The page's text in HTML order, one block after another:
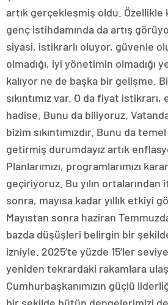
artık gerçekleşmiş oldu. Özellikle
genç istihdamında da artış
siyasi, istikrarlı oluyor, güvenle
olmadığı, iyi yönetimin olmadığı
kalıyor ne de başka bir gelişme.
sıkıntımız var. O da fiyat
hadise. Bunu da biliyoruz.
bizim sıkıntımızdır. Bunu da
getirmiş durumdayız artık
Planlarımızı, programlarımızı
geçiriyoruz. Bu yılın ortalarından
sonra, mayısa kadar yıllık etkiyi
Mayıstan sonra haziran
bazda düşüşleri belirgin bir
izniyle. 2025’te yüzde 15’ler
yeniden tekrardaki rakamlara
Cumhurbaşkanımızın güçlü